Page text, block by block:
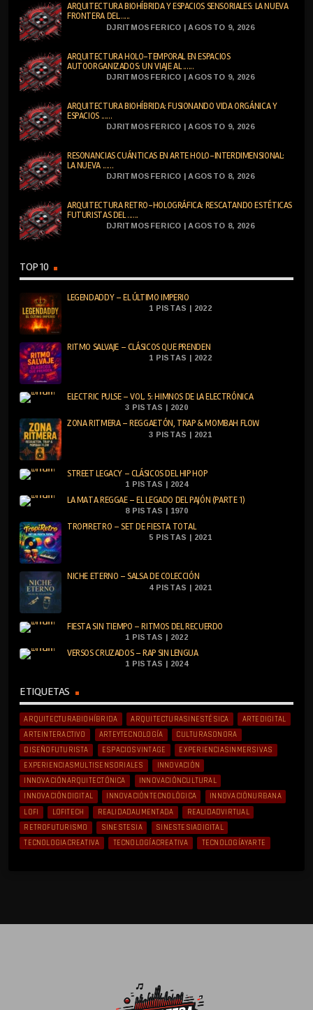
ARQUITECTURA BIOHÍBRIDA Y ESPACIOS SENSORIALES: LA NUEVA
FRONTERA DEL......
DJRITMOSFERICO | AGOSTO 9, 2026
ARQUITECTURA HOLO-TEMPORAL EN ESPACIOS
AUTOORGANIZADOS: UN VIAJE AL ......
DJRITMOSFERICO | AGOSTO 9, 2026
ARQUITECTURA BIOHÍBRIDA: FUSIONANDO VIDA ORGÁNICA Y
ESPACIOS ......
DJRITMOSFERICO | AGOSTO 9, 2026
RESONANCIAS CUÁNTICAS EN ARTE HOLO-INTERDIMENSIONAL:
LA NUEVA ......
DJRITMOSFERICO | AGOSTO 8, 2026
ARQUITECTURA RETRO-HOLOGRÁFICA: RESCATANDO ESTÉTICAS
FUTURISTAS DEL ......
DJRITMOSFERICO | AGOSTO 8, 2026
TOP 10
LEGENDADDY – EL ÚLTIMO IMPERIO
1 PISTAS | 2022
RITMO SALVAJE – CLÁSICOS QUE PRENDEN
1 PISTAS | 2022
ELECTRIC PULSE – VOL. 5: HIMNOS DE LA ELECTRÓNICA
3 PISTAS | 2020
ZONA RITMERA – REGGAETÓN, TRAP & MOMBAH FLOW
3 PISTAS | 2021
STREET LEGACY – CLÁSICOS DEL HIP HOP
1 PISTAS | 2024
LA MATA REGGAE – EL LEGADO DEL PAJÓN (PARTE 1)
8 PISTAS | 1970
TROPIRETRO – SET DE FIESTA TOTAL
5 PISTAS | 2021
NICHE ETERNO – SALSA DE COLECCIÓN
4 PISTAS | 2021
FIESTA SIN TIEMPO – RITMOS DEL RECUERDO
1 PISTAS | 2022
VERSOS CRUZADOS – RAP SIN LENGUA
1 PISTAS | 2024
ETIQUETAS
ARQUITECTURABIOHÍBRIDA ARQUITECTURASINESTÉSICA
ARTEDIGITAL
ARTEINTERACTIVO
ARTEYTECNOLOGÍA
CULTURASONORA
DISEÑOFUTURISTA
ESPACIOSVINTAGE
EXPERIENCIASINMERSIVAS
EXPERIENCIASMULTISENSORIALES
INNOVACIÓN
INNOVACIÓNARQUITECTÓNICA
INNOVACIÓNCULTURAL
INNOVACIÓNDIGITAL
INNOVACIÓNTECNOLÓGICA
INNOVACIÓNURBANA
LOFI
LOFITECH REALIDADAUMENTADA
REALIDADVIRTUAL
RETROFUTURISMO
SINESTESIA
SINESTESIADIGITAL
TECNOLOGIACREATIVA
TECNOLOGÍACREATIVA TECNOLOGÍAYARTE